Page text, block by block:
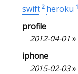
swift 2 heroku 1
profile
2012-04-01»
iphone
2015-02-03»